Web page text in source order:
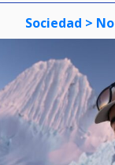
Sociedad >